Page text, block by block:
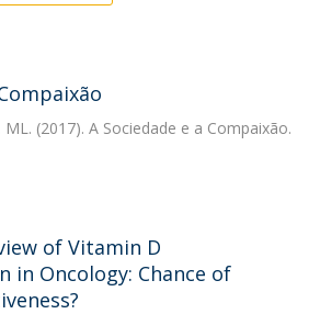
ML. (2017). A Sociedade e a Compaixão.
of Vitamin D
in Oncology: Chance of